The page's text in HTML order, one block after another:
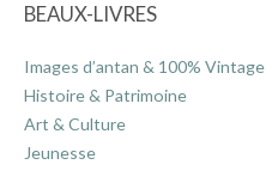
BEAUX-LIVRES
Images d’antan & 100% Vintage
Histoire & Patrimoine
Art & Culture
Jeunesse